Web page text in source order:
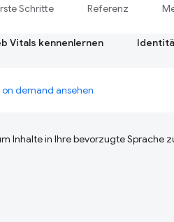
Schritte Referenz
Vitals kennenlernen
demand ansehen
Inhalte in Ihre bevorzugte Sprache